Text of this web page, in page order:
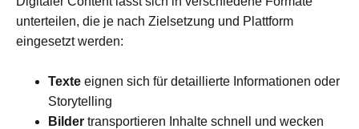
unterteilen, die je nach Zielsetzung und Plattform
eingesetzt werden:
Texte eignen sich für detaillierte Informationen oder
Storytelling
Bilder transportieren Inhalte schnell und wecken